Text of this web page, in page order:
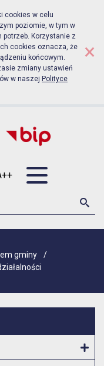
cookies w celu
poziomie, w tym w
potrzeb. Korzystanie z
cookies oznacza, że
końcowym.
zmiany ustawień
w naszej Polityce
×
średnia
Czcionka duża
gminy
/